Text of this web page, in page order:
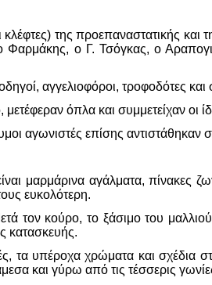
της προεπαναστατικής
ο Γ. Τσόγκας, ο
αγγελιοφόροι, τροφοδότες και
μετέφεραν όπλα και συμμετείχαν
αγωνιστές επίσης αντιστάθηκαν
μαρμάρινα αγάλματα, πίνακες
ευκολότερη.
τον κούρο, το ξάσιμο του
κατασκευής.
υπέροχα χρώματα και σχέδια
και γύρω από τις τέσσερις